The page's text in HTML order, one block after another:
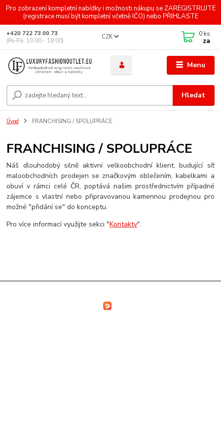
Pro zobrazení kompletní nabídky i možnosti nákupu se ZAREGISTRUJTE
(registrace musí být kompletní včetně IČO) nebo PŘIHLASTE
Menu
CZK
Hledat
+420 722 73 00 73
(Po-Pá: 10:00 - 18:00)
0 ks
za
Úvod FRANCHISING / SPOLUPRÁCE
FRANCHISING / SPOLUPRÁCE
Náš dlouhodobý silně aktivní velkoobchodní klient, budující síť
maloobchodních prodejen se značkovým oblečením, kabelkami a
obuví v rámci celé ČR, poptává našim prostřednictvím případné
zájemce s vlastní nebo připravovanou kamennou prodejnou pro
možné "přidání se" do konceptu.
Pro více informací využijte sekci "Kontakty".